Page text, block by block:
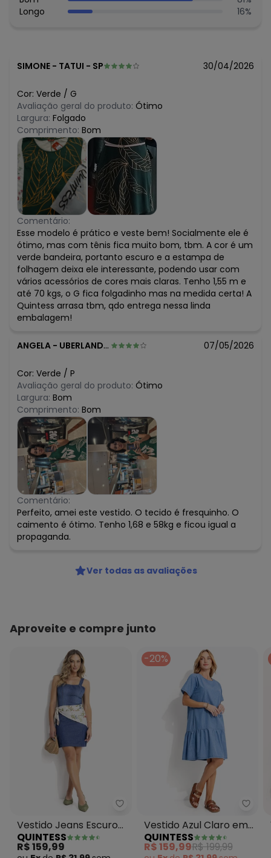
Longo
16%
SIMONE - TATUI - SP 30/04/2026
Cor: Verde / G
Avaliação geral do produto: Ótimo
Largura: Folgado
Comprimento: Bom
Comentário:
Esse modelo é prático e veste bem! Socialmente ele é
ótimo, mas com tênis fica muito bom, tbm. A cor é um
verde bandeira, portanto escuro e a estampa de
folhagem deixa ele interessante, podendo usar com
vários acessórios de cores mais claras. Tenho 1,55 m e
até 70 kgs, o G fica folgadinho mas na medida certa! A
Quintess arrasa tbm, qdo entrega nessa linda
embalagem!
ANGELA - UBERLANDIA - MG 07/05/2026
Cor: Verde / P
Avaliação geral do produto: Ótimo
Largura: Bom
Comprimento: Bom
Comentário:
Perfeito, amei este vestido. O tecido é fresquinho. O
caimento é ótimo. Tenho 1,68 e 58kg e ficou igual a
propaganda.
Ver todas as avaliações
Aproveite e compre junto
Quintess - Vestido Jeans
Vestido Jeans Escuro
Tubinho com Abertura
Costas
QUINTESS
R$ 159,99
-20%
Vestido Azul Claro em
Jeans
QUINTESS
R$ 159,99R$ 199,99